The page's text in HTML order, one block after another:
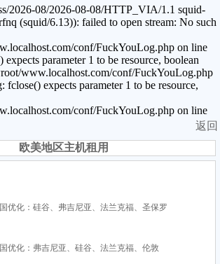
2026-08/2026-08-08/HTTP_VIA/1.1 squid-
(squid/6.13)): failed to open stream: No such
conf/FuckYouLog.php on line
parameter 1 to be resource, boolean
www.localhost.com/conf/FuckYouLog.php
fclose() expects parameter 1 to be resource,
conf/FuckYouLog.php on line
返回
欧美地区主机租用
优化：硅谷、弗吉尼亚、法兰克福、圣保罗
优化：弗吉尼亚、硅谷、法兰克福、伦敦